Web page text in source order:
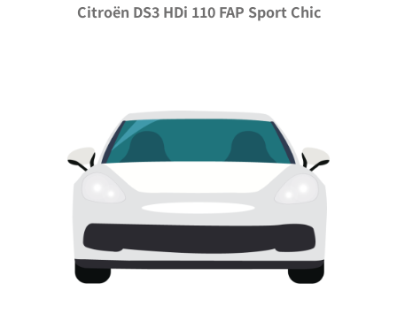
Citroën DS3 HDi 110 FAP Sport Chic